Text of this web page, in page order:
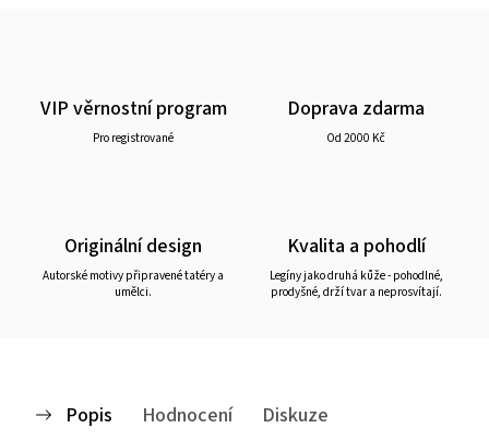
VIP věrnostní program
Pro registrované
Doprava zdarma
Od 2000 Kč
Originální design
Autorské motivy připravené tatéry a
umělci.
Kvalita a pohodlí
Legíny jako druhá kůže - pohodlné,
prodyšné, drží tvar a neprosvítají.
Popis Hodnocení
Diskuze